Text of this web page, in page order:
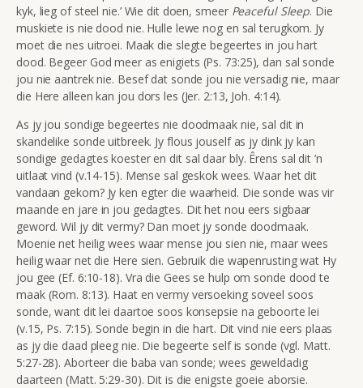
kyk, lieg of steel nie.’ Wie dit doen, smeer Peaceful Sleep. Die
muskiete is nie dood nie. Hulle lewe nog en sal terugkom. Jy
moet die nes uitroei. Maak die slegte begeertes in jou hart
dood. Begeer God meer as enigiets (Ps. 73:25), dan sal sonde
jou nie aantrek nie. Besef dat sonde jou nie versadig nie, maar
die Here alleen kan jou dors les (Jer. 2:13, Joh. 4:14).
As jy jou sondige begeertes nie doodmaak nie, sal dit in
skandelike sonde uitbreek. Jy flous jouself as jy dink jy kan
sondige gedagtes koester en dit sal daar bly. Êrens sal dit ’n
uitlaat vind (v.14-15). Mense sal geskok wees. Waar het dit
vandaan gekom? Jy ken egter die waarheid. Die sonde was vir
maande en jare in jou gedagtes. Dit het nou eers sigbaar
geword. Wil jy dit vermy? Dan moet jy sonde doodmaak.
Moenie net heilig wees waar mense jou sien nie, maar wees
heilig waar net die Here sien. Gebruik die wapenrusting wat Hy
jou gee (Ef. 6:10-18). Vra die Gees se hulp om sonde dood te
maak (Rom. 8:13). Haat en vermy versoeking soveel soos
sonde, want dit lei daartoe soos konsepsie na geboorte lei
(v.15, Ps. 7:15). Sonde begin in die hart. Dit vind nie eers plaas
as jy die daad pleeg nie. Die begeerte self is sonde (vgl. Matt.
5:27-28). Aborteer die baba van sonde; wees geweldadig
daarteen (Matt. 5:29-30). Dit is die enigste goeie aborsie.